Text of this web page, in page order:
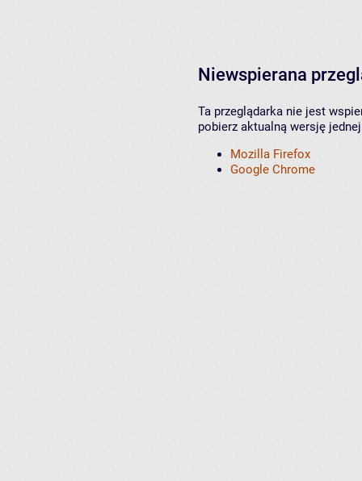
Niewspierana
Ta przeglądarka nie jest
pobierz aktualną wersję
Mozilla Firefox
Google Chrome